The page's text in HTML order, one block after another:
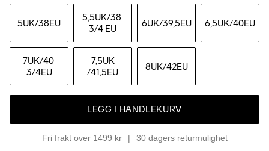
5UK/38EU 5,5UK/38
3/4 EU
6UK/39,5EU 6,5UK/40EU
7UK/40
3/4EU
7,5UK
/41,5EU
8UK/42EU
LEGG I HANDLEKURV
Fri frakt over 1499 kr 30 dagers returmulighet